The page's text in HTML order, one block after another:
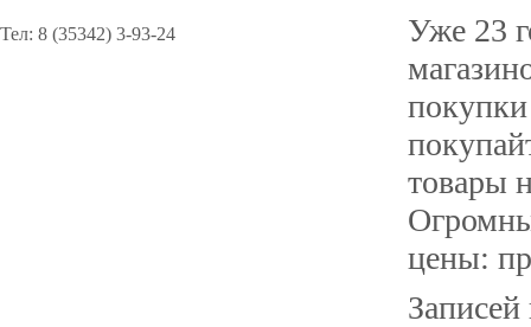
Тел: 8 (35342) 3-93-24
Уже 23
товары
цены: